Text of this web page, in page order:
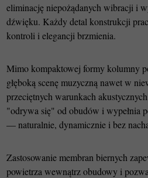
eliminację niepożądanych wibracji i
dźwięku. Każdy detal konstrukcji
kontroli i elegancji brzmienia.
Mimo kompaktowej formy kolumny
głęboką scenę muzyczną nawet w
przeciętnych warunkach
"odrywa się" od obudów i wypełnia
— naturalnie, dynamicznie i bez
Zastosowanie membran biernych
powietrza wewnątrz obudowy i